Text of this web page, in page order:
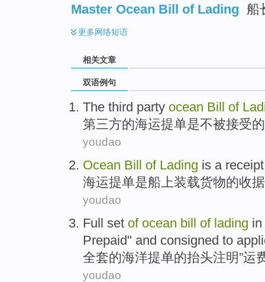
Master Ocean Bill of Lading 船
更多网络短语
相关文章
双语例句
The third party ocean Bill of
第三方的海运提单是不被接受
youdao
Ocean Bill of Lading is a receipt
海运提单是船上装载货物的收据
youdao
Full set of ocean bill of lading
Prepaid" and consigned to
全套的海洋提单的抬头注明”运
youdao